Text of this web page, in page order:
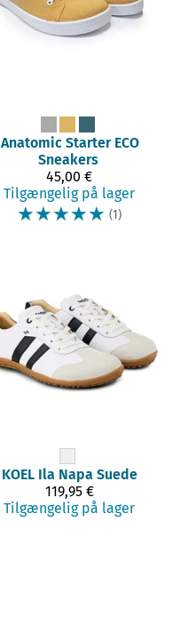
Anatomic Starter ECO
Sneakers
45,00 €
Tilgængelig på lager
☆☆☆☆☆ (1)
KOEL Ila Napa Suede
119,95 €
Tilgængelig på lager